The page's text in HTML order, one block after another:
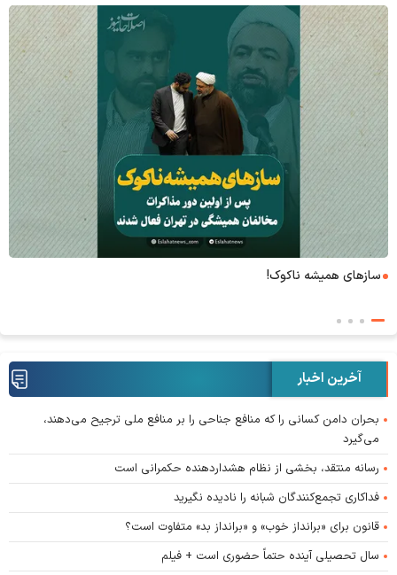
۶+۱ مدعی بهشت
آخرین اخبار
بحران دامن کسانی را که منافع جناحی را بر منافع ملی ترجیح می‌دهند،
می‌گیرد
رسانه منتقد، بخشی از نظام هشداردهنده حکمرانی است
فداکاری تجمع‌کنندگان شبانه را نادیده نگیرید
قانون برای «برانداز خوب» و «برانداز بد» متفاوت است؟
سال تحصیلی آینده حتماً حضوری است + فیلم